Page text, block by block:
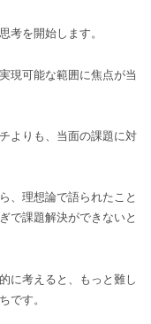
考を開始します。
現可能な範囲に焦点が当
よりも、当面の課題に対
、理想論で語られたこと
で課題解決ができないと
に考えると、もっと難し
です。